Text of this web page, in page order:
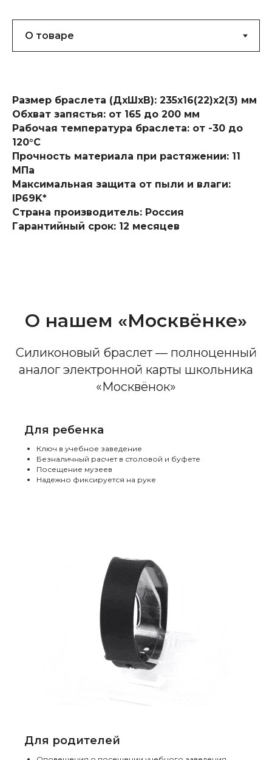
Размер браслета (ДхШхВ): 235х16(22)х2(3) мм
Обхват запястья: от 165 до 200 мм
Рабочая температура браслета: от -30 до
120°C
Прочность материала при растяжении: 11
МПа
Максимальная защита от пыли и влаги:
IP69K*
Страна производитель: Россия
Гарантийный срок: 12 месяцев
О нашем «Москвёнке»
Силиконовый браслет — полноценный
аналог электронной карты школьника
«Москвёнок»
Для ребенка
Ключ в учебное заведение
Безналичный расчет в столовой и буфете
Посещение музеев
Надежно фиксируется на руке
Для родителей